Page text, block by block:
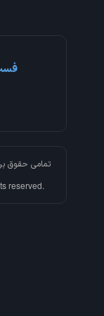
تمامی حقوق
reserved.